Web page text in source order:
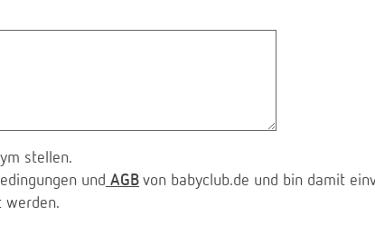
stellen.
und AGB von babyclub.de und bin damit
werden.